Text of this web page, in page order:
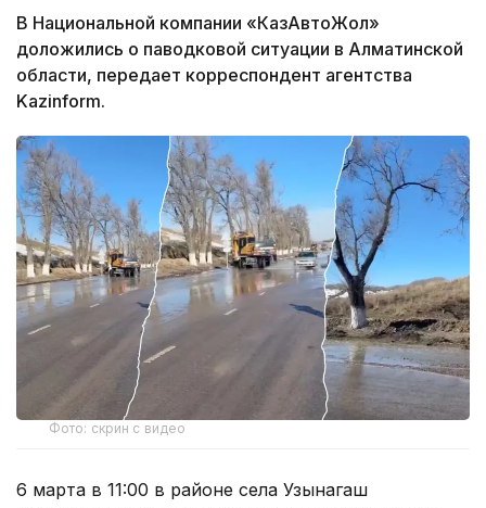
В Национальной компании «КазАвтоЖол»
доложились о паводковой ситуации в Алматинской
области, передает корреспондент агентства
Kazinform.
Фото: скрин с видео
6 марта в 11:00 в районе села Узынагаш